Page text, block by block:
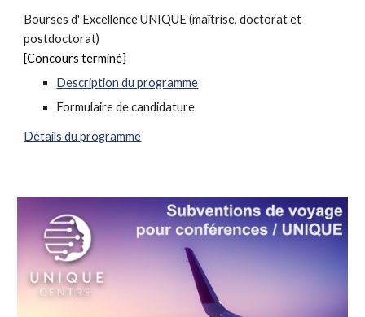
Bourses d' Excellence UNIQUE (maîtrise, doctorat et
postdoctorat)
[Concours terminé]
Description du programme
Formulaire de candidature
Détails du programme